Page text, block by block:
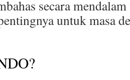
secara
untuk masa